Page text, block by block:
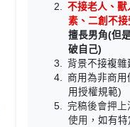
不接老人、獸
素、二創不
擅長男角(但
破自己)
背景不接複雜
商用為非商用
用授權規範)
完稿後會押上
使用，如有特